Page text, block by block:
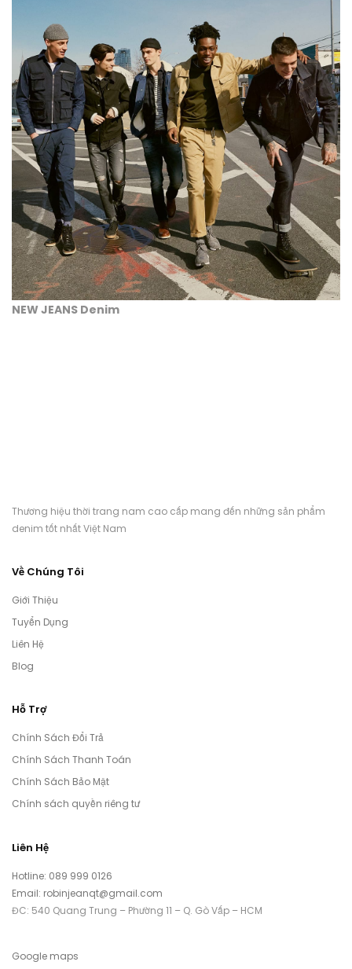
NEW JEANS Denim
Thương hiệu thời trang nam cao cấp mang đến những sản phẩm
denim tốt nhất Việt Nam
Về Chúng Tôi
Giới Thiệu
Tuyển Dụng
Liên Hệ
Blog
Hỗ Trợ
Chính Sách Đổi Trả
Chính Sách Thanh Toán
Chính Sách Bảo Mật
Chính sách quyền riêng tư
Liên Hệ
Hotline: 089 999 0126
Email: robinjeanqt@gmail.com
ĐC: 540 Quang Trung – Phường 11 – Q. Gò Vấp – HCM
Google maps